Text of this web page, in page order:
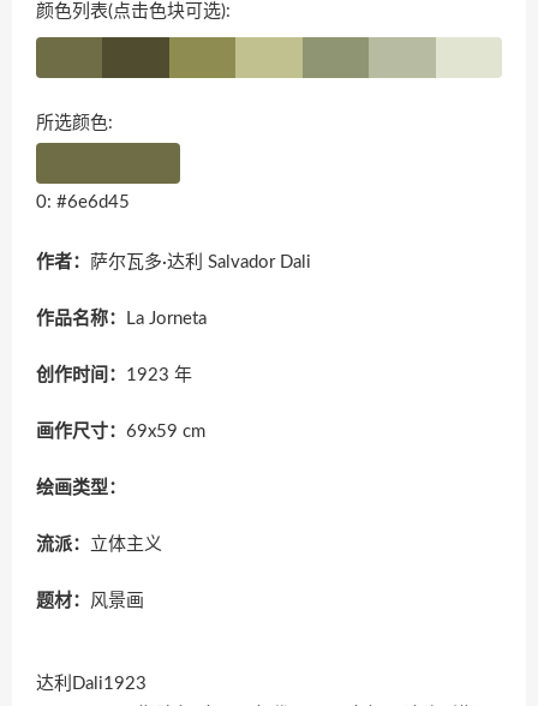
颜色列表(点击色块可选):
所选颜色:
0: #6e6d45
作者： 萨尔瓦多·达利 Salvador Dali
作品名称： La Jorneta
创作时间： 1923 年
画作尺寸： 69x59 cm
绘画类型：
流派： 立体主义
题材： 风景画
达利Dali1923